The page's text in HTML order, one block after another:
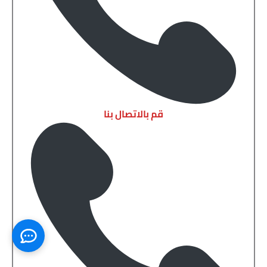
قم بالاتصال بنا